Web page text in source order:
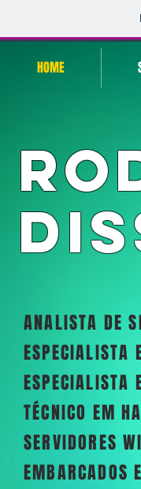
HOME
ANALISTA DE
ESPECIALISTA
ESPECIALISTA
TÉCNICO EM
SERVIDORES
EMBARCADOS